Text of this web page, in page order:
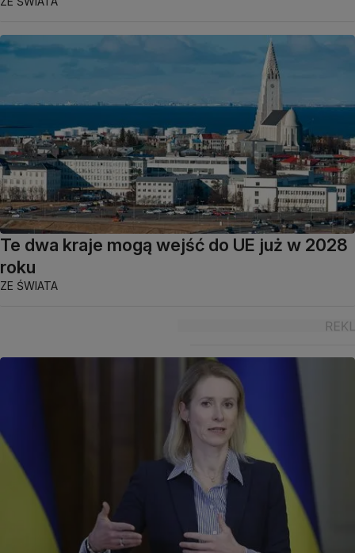
Te dwa kraje mogą wejść do UE już w 2028
roku
ZE ŚWIATA